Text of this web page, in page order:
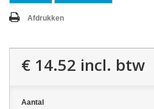
Afdrukken
€ 14.52 incl. btw
Aantal